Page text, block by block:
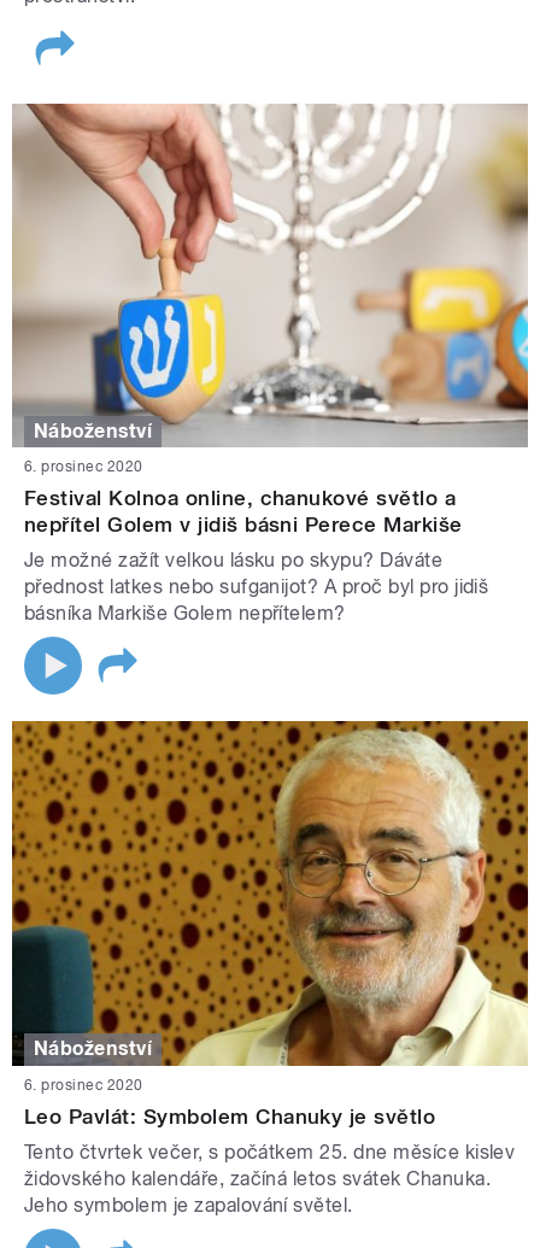
Náboženství
6. prosinec 2020
Festival Kolnoa online, chanukové světlo a
nepřítel Golem v jidiš básni Perece Markiše
Je možné zažít velkou lásku po skypu? Dáváte
přednost latkes nebo sufganijot? A proč byl pro jidiš
básníka Markiše Golem nepřítelem?
Náboženství
6. prosinec 2020
Leo Pavlát: Symbolem Chanuky je světlo
Tento čtvrtek večer, s počátkem 25. dne měsíce kislev
židovského kalendáře, začíná letos svátek Chanuka.
Jeho symbolem je zapalování světel.